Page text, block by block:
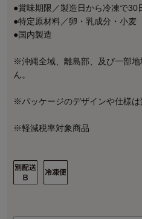
●賞味期限／製造日から冷凍で30
●特定原材料／卵・乳成分・小麦
●国内製造
※沖縄全域、離島部、及び一部
ん。
※パッケージのデザインや仕様は
※軽減税率対象商品